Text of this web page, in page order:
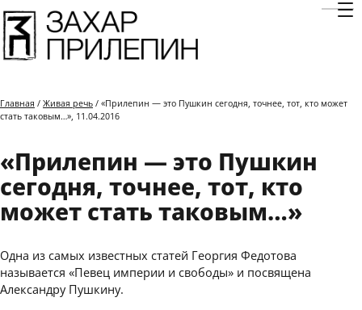
Главная / Живая речь / «Прилепин — это Пушкин сегодня, точнее, тот, кто может
стать таковым…», 11.04.2016
«Прилепин — это Пушкин
сегодня, точнее, тот, кто
может стать таковым…»
Одна из самых известных статей Георгия Федотова
называется «Певец империи и свободы» и посвящена
Александру Пушкину.